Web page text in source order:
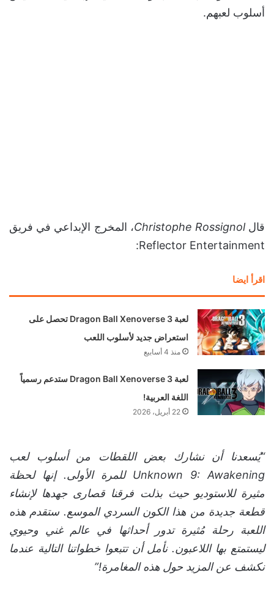
أسلوب لعبهم.
قالChristophe Rossignol، المخرج الإبداعي في فريق
Reflector Entertainment:
اقرأ ايضا
لعبة Dragon Ball Xenoverse 3 تحصل على
استعراض جديد لأسلوب اللعب
منذ 4 أسابيع
لعبة Dragon Ball Xenoverse 3 ستدعم رسمياً
اللغة العربية!
22 أبريل، 2026
“يُسعدنا أن نشارك بعض اللقطات من أسلوب لعب
Unknown 9: Awakening للمرة الأولى. إنها لحظة
مثيرة للاستوديو حيث بذلت فرقنا قصارى جهدها لإنشاء
قطعة جديدة من هذا الكون السردي الموسع. ستقدم هذه
اللعبة رحلة مُثيرة تدور أحداثها في عالم غني وحيوي
ليستمتع بها اللاعبون. نأمل أن تتبعوا خطواتنا التالية عندما
نكشف عن المزيد حول هذه المغامرة!”